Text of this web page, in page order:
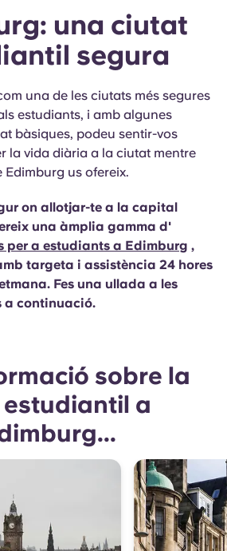
una ciutat
segura
una de les ciutats més segures
estudiants, i amb algunes
bàsiques, podeu sentir-vos
la vida diària a la ciutat mentre
us ofereix.
on allotjar-te a la capital
una àmplia gamma d'
per a estudiants a Edimburg ,
targeta i assistència 24 hores
Fes una ullada a les
a continuació.
sobre la
a